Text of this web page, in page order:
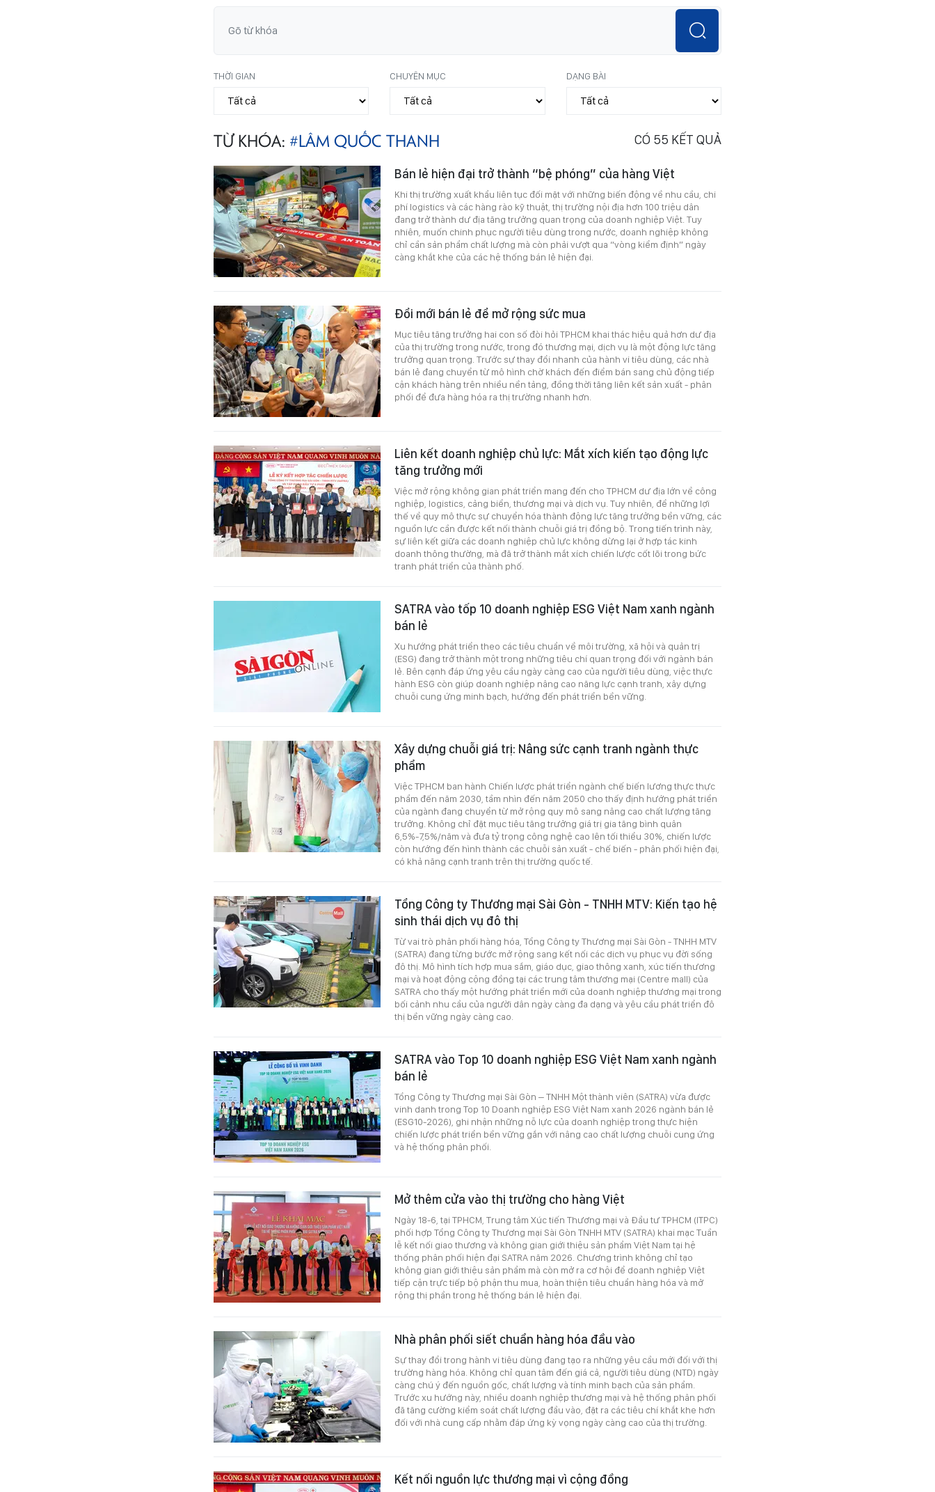
THỜI GIAN CHUYÊN MỤC DẠNG BÀI
TỪ KHÓA: #LÂM QUỐC THANH CÓ 55 KẾT QUẢ
Bán lẻ hiện đại trở thành “bệ phóng” của hàng Việt
Khi thị trường xuất khẩu liên tục đối mặt với những biến động về nhu cầu, chi
phí logistics và các hàng rào kỹ thuật, thị trường nội địa hơn 100 triệu dân
đang trở thành dư địa tăng trưởng quan trọng của doanh nghiệp Việt. Tuy
nhiên, muốn chinh phục người tiêu dùng trong nước, doanh nghiệp không
chỉ cần sản phẩm chất lượng mà còn phải vượt qua “vòng kiểm định” ngày
càng khắt khe của các hệ thống bán lẻ hiện đại.
Đổi mới bán lẻ để mở rộng sức mua
Mục tiêu tăng trưởng hai con số đòi hỏi TPHCM khai thác hiệu quả hơn dư địa
của thị trường trong nước, trong đó thương mại, dịch vụ là một động lực tăng
trưởng quan trọng. Trước sự thay đổi nhanh của hành vi tiêu dùng, các nhà
bán lẻ đang chuyển từ mô hình chờ khách đến điểm bán sang chủ động tiếp
cận khách hàng trên nhiều nền tảng, đồng thời tăng liên kết sản xuất - phân
phối để đưa hàng hóa ra thị trường nhanh hơn.
Liên kết doanh nghiệp chủ lực: Mắt xích kiến tạo động lực
tăng trưởng mới
Việc mở rộng không gian phát triển mang đến cho TPHCM dư địa lớn về công
nghiệp, logistics, cảng biển, thương mại và dịch vụ. Tuy nhiên, để những lợi
thế về quy mô thực sự chuyển hóa thành động lực tăng trưởng bền vững, các
nguồn lực cần được kết nối thành chuỗi giá trị đồng bộ. Trong tiến trình này,
sự liên kết giữa các doanh nghiệp chủ lực không dừng lại ở hợp tác kinh
doanh thông thường, mà đã trở thành mắt xích chiến lược cốt lõi trong bức
tranh phát triển của thành phố.
SATRA vào tốp 10 doanh nghiệp ESG Việt Nam xanh ngành
bán lẻ
Xu hướng phát triển theo các tiêu chuẩn về môi trường, xã hội và quản trị
(ESG) đang trở thành một trong những tiêu chí quan trọng đối với ngành bán
lẻ. Bên cạnh đáp ứng yêu cầu ngày càng cao của người tiêu dùng, việc thực
hành ESG còn giúp doanh nghiệp nâng cao năng lực cạnh tranh, xây dựng
chuỗi cung ứng minh bạch, hướng đến phát triển bền vững.
Xây dựng chuỗi giá trị: Nâng sức cạnh tranh ngành thực
phẩm
Việc TPHCM ban hành Chiến lược phát triển ngành chế biến lương thực thực
phẩm đến năm 2030, tầm nhìn đến năm 2050 cho thấy định hướng phát triển
của ngành đang chuyển từ mở rộng quy mô sang nâng cao chất lượng tăng
trưởng. Không chỉ đặt mục tiêu tăng trưởng giá trị gia tăng bình quân
6,5%-7,5%/năm và đưa tỷ trọng công nghệ cao lên tối thiểu 30%, chiến lược
còn hướng đến hình thành các chuỗi sản xuất - chế biến - phân phối hiện đại,
có khả năng cạnh tranh trên thị trường quốc tế.
Tổng Công ty Thương mại Sài Gòn - TNHH MTV: Kiến tạo hệ
sinh thái dịch vụ đô thị
Từ vai trò phân phối hàng hóa, Tổng Công ty Thương mại Sài Gòn - TNHH MTV
(SATRA) đang từng bước mở rộng sang kết nối các dịch vụ phục vụ đời sống
đô thị. Mô hình tích hợp mua sắm, giáo dục, giao thông xanh, xúc tiến thương
mại và hoạt động cộng đồng tại các trung tâm thương mại (Centre mall) của
SATRA cho thấy một hướng phát triển mới của doanh nghiệp thương mại trong
bối cảnh nhu cầu của người dân ngày càng đa dạng và yêu cầu phát triển đô
thị bền vững ngày càng cao.
SATRA vào Top 10 doanh nghiệp ESG Việt Nam xanh ngành
bán lẻ
Tổng Công ty Thương mại Sài Gòn – TNHH Một thành viên (SATRA) vừa được
vinh danh trong Top 10 Doanh nghiệp ESG Việt Nam xanh 2026 ngành bán lẻ
(ESG10-2026), ghi nhận những nỗ lực của doanh nghiệp trong thực hiện
chiến lược phát triển bền vững gắn với nâng cao chất lượng chuỗi cung ứng
và hệ thống phân phối.
Mở thêm cửa vào thị trường cho hàng Việt
Ngày 18-6, tại TPHCM, Trung tâm Xúc tiến Thương mại và Đầu tư TPHCM (ITPC)
phối hợp Tổng Công ty Thương mại Sài Gòn TNHH MTV (SATRA) khai mạc Tuần
lễ kết nối giao thương và không gian giới thiệu sản phẩm Việt Nam tại hệ
thống phân phối hiện đại SATRA năm 2026. Chương trình không chỉ tạo
không gian giới thiệu sản phẩm mà còn mở ra cơ hội để doanh nghiệp Việt
tiếp cận trực tiếp bộ phận thu mua, hoàn thiện tiêu chuẩn hàng hóa và mở
rộng thị phần trong hệ thống bán lẻ hiện đại.
Nhà phân phối siết chuẩn hàng hóa đầu vào
Sự thay đổi trong hành vi tiêu dùng đang tạo ra những yêu cầu mới đối với thị
trường hàng hóa. Không chỉ quan tâm đến giá cả, người tiêu dùng (NTD) ngày
càng chú ý đến nguồn gốc, chất lượng và tính minh bạch của sản phẩm.
Trước xu hướng này, nhiều doanh nghiệp thương mại và hệ thống phân phối
đã tăng cường kiểm soát chất lượng đầu vào, đặt ra các tiêu chí khắt khe hơn
đối với nhà cung cấp nhằm đáp ứng kỳ vọng ngày càng cao của thị trường.
Kết nối nguồn lực thương mại vì cộng đồng